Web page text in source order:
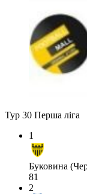
Тур 30 Перша ліга
1
Буковина
81
2